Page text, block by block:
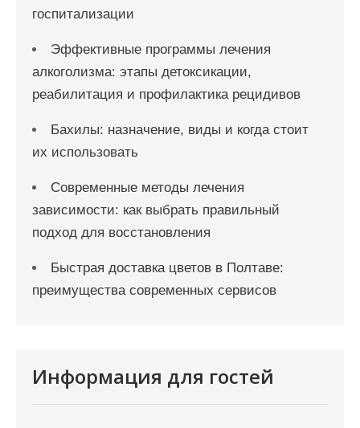
госпитализации
Эффективные программы лечения
алкоголизма: этапы детоксикации,
реабилитация и профилактика рецидивов
Бахилы: назначение, виды и когда стоит
их использовать
Современные методы лечения
зависимости: как выбрать правильный
подход для восстановления
Быстрая доставка цветов в Полтаве:
преимущества современных сервисов
Информация для гостей